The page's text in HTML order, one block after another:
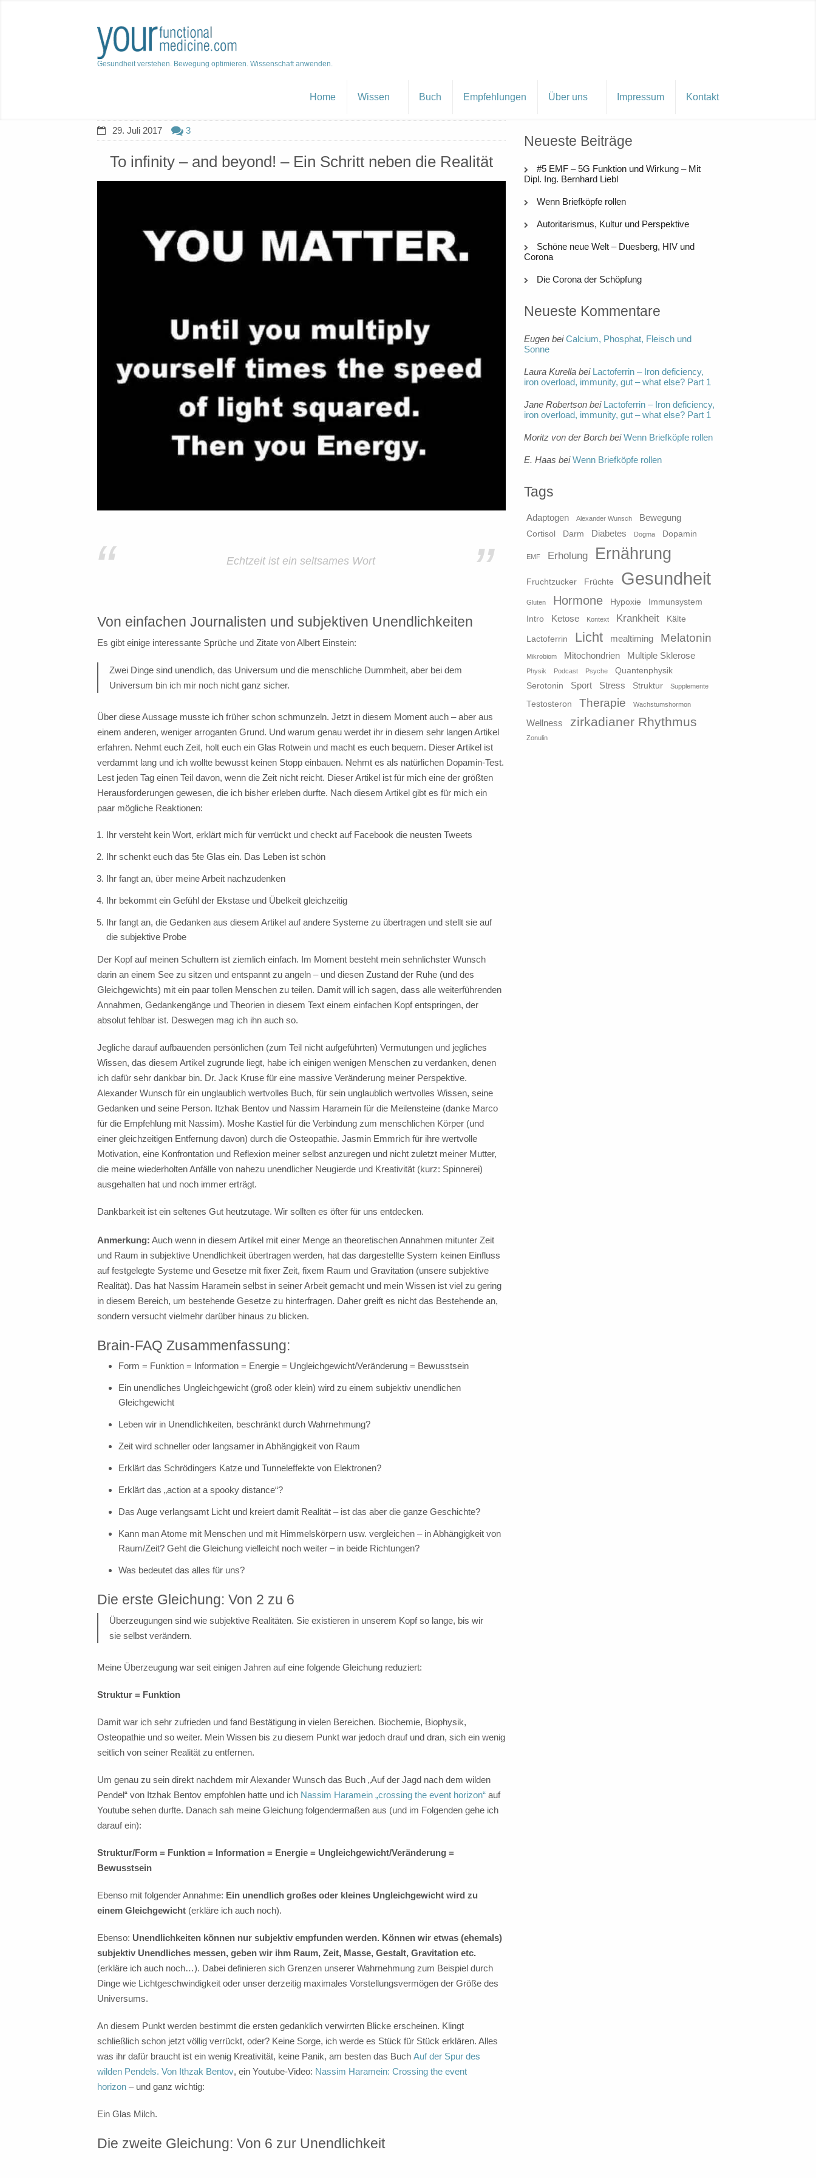
Gesundheit verstehen. Bewegung optimieren. Wissenschaft anwenden.
Home Wissen Buch Empfehlungen Über uns Impressum Kontakt
29. Juli 2017 3
To infinity – and beyond! – Ein Schritt neben die Realität
”
“ Echtzeit ist ein seltsames Wort
Von einfachen Journalisten und subjektiven Unendlichkeiten
Es gibt einige interessante Sprüche und Zitate von Albert Einstein:
Zwei Dinge sind unendlich, das Universum und die menschliche Dummheit, aber bei dem
Universum bin ich mir noch nicht ganz sicher.
Über diese Aussage musste ich früher schon schmunzeln. Jetzt in diesem Moment auch – aber aus
einem anderen, weniger arroganten Grund. Und warum genau werdet ihr in diesem sehr langen Artikel
erfahren. Nehmt euch Zeit, holt euch ein Glas Rotwein und macht es euch bequem. Dieser Artikel ist
verdammt lang und ich wollte bewusst keinen Stopp einbauen. Nehmt es als natürlichen Dopamin-Test.
Lest jeden Tag einen Teil davon, wenn die Zeit nicht reicht. Dieser Artikel ist für mich eine der größten
Herausforderungen gewesen, die ich bisher erleben durfte. Nach diesem Artikel gibt es für mich ein
paar mögliche Reaktionen:
Ihr versteht kein Wort, erklärt mich für verrückt und checkt auf Facebook die neusten Tweets
Ihr schenkt euch das 5te Glas ein. Das Leben ist schön
Ihr fangt an, über meine Arbeit nachzudenken
Ihr bekommt ein Gefühl der Ekstase und Übelkeit gleichzeitig
Ihr fangt an, die Gedanken aus diesem Artikel auf andere Systeme zu übertragen und stellt sie auf
die subjektive Probe
Der Kopf auf meinen Schultern ist ziemlich einfach. Im Moment besteht mein sehnlichster Wunsch
darin an einem See zu sitzen und entspannt zu angeln – und diesen Zustand der Ruhe (und des
Gleichgewichts) mit ein paar tollen Menschen zu teilen. Damit will ich sagen, dass alle weiterführenden
Annahmen, Gedankengänge und Theorien in diesem Text einem einfachen Kopf entspringen, der
absolut fehlbar ist. Deswegen mag ich ihn auch so.
Jegliche darauf aufbauenden persönlichen (zum Teil nicht aufgeführten) Vermutungen und jegliches
Wissen, das diesem Artikel zugrunde liegt, habe ich einigen wenigen Menschen zu verdanken, denen
ich dafür sehr dankbar bin. Dr. Jack Kruse für eine massive Veränderung meiner Perspektive.
Alexander Wunsch für ein unglaublich wertvolles Buch, für sein unglaublich wertvolles Wissen, seine
Gedanken und seine Person. Itzhak Bentov und Nassim Haramein für die Meilensteine (danke Marco
für die Empfehlung mit Nassim). Moshe Kastiel für die Verbindung zum menschlichen Körper (und
einer gleichzeitigen Entfernung davon) durch die Osteopathie. Jasmin Emmrich für ihre wertvolle
Motivation, eine Konfrontation und Reflexion meiner selbst anzuregen und nicht zuletzt meiner Mutter,
die meine wiederholten Anfälle von nahezu unendlicher Neugierde und Kreativität (kurz: Spinnerei)
ausgehalten hat und noch immer erträgt.
Dankbarkeit ist ein seltenes Gut heutzutage. Wir sollten es öfter für uns entdecken.
Anmerkung: Auch wenn in diesem Artikel mit einer Menge an theoretischen Annahmen mitunter Zeit
und Raum in subjektive Unendlichkeit übertragen werden, hat das dargestellte System keinen Einfluss
auf festgelegte Systeme und Gesetze mit fixer Zeit, fixem Raum und Gravitation (unsere subjektive
Realität). Das hat Nassim Haramein selbst in seiner Arbeit gemacht und mein Wissen ist viel zu gering
in diesem Bereich, um bestehende Gesetze zu hinterfragen. Daher greift es nicht das Bestehende an,
sondern versucht vielmehr darüber hinaus zu blicken.
Brain-FAQ Zusammenfassung:
Form = Funktion = Information = Energie = Ungleichgewicht/Veränderung = Bewusstsein
Ein unendliches Ungleichgewicht (groß oder klein) wird zu einem subjektiv unendlichen
Gleichgewicht
Leben wir in Unendlichkeiten, beschränkt durch Wahrnehmung?
Zeit wird schneller oder langsamer in Abhängigkeit von Raum
Erklärt das Schrödingers Katze und Tunneleffekte von Elektronen?
Erklärt das „action at a spooky distance“?
Das Auge verlangsamt Licht und kreiert damit Realität – ist das aber die ganze Geschichte?
Kann man Atome mit Menschen und mit Himmelskörpern usw. vergleichen – in Abhängigkeit von
Raum/Zeit? Geht die Gleichung vielleicht noch weiter – in beide Richtungen?
Was bedeutet das alles für uns?
Die erste Gleichung: Von 2 zu 6
Überzeugungen sind wie subjektive Realitäten. Sie existieren in unserem Kopf so lange, bis wir
sie selbst verändern.
Meine Überzeugung war seit einigen Jahren auf eine folgende Gleichung reduziert:
Struktur = Funktion
Damit war ich sehr zufrieden und fand Bestätigung in vielen Bereichen. Biochemie, Biophysik,
Osteopathie und so weiter. Mein Wissen bis zu diesem Punkt war jedoch drauf und dran, sich ein wenig
seitlich von seiner Realität zu entfernen.
Um genau zu sein direkt nachdem mir Alexander Wunsch das Buch „Auf der Jagd nach dem wilden
Pendel“ von Itzhak Bentov empfohlen hatte und ich Nassim Haramein „crossing the event horizon“ auf
Youtube sehen durfte. Danach sah meine Gleichung folgendermaßen aus (und im Folgenden gehe ich
darauf ein):
Struktur/Form = Funktion = Information = Energie = Ungleichgewicht/Veränderung =
Bewusstsein
Ebenso mit folgender Annahme: Ein unendlich großes oder kleines Ungleichgewicht wird zu
einem Gleichgewicht (erkläre ich auch noch).
Ebenso: Unendlichkeiten können nur subjektiv empfunden werden. Können wir etwas (ehemals)
subjektiv Unendliches messen, geben wir ihm Raum, Zeit, Masse, Gestalt, Gravitation etc.
(erkläre ich auch noch…). Dabei definieren sich Grenzen unserer Wahrnehmung zum Beispiel durch
Dinge wie Lichtgeschwindigkeit oder unser derzeitig maximales Vorstellungsvermögen der Größe des
Universums.
An diesem Punkt werden bestimmt die ersten gedanklich verwirrten Blicke erscheinen. Klingt
schließlich schon jetzt völlig verrückt, oder? Keine Sorge, ich werde es Stück für Stück erklären. Alles
was ihr dafür braucht ist ein wenig Kreativität, keine Panik, am besten das Buch Auf der Spur des
wilden Pendels. Von Ithzak Bentov, ein Youtube-Video: Nassim Haramein: Crossing the event
horizon – und ganz wichtig:
Ein Glas Milch.
Die zweite Gleichung: Von 6 zur Unendlichkeit
Neueste Beiträge
#5 EMF – 5G Funktion und Wirkung – Mit
Dipl. Ing. Bernhard Liebl
Wenn Briefköpfe rollen
Autoritarismus, Kultur und Perspektive
Schöne neue Welt – Duesberg, HIV und
Corona
Die Corona der Schöpfung
Neueste Kommentare
Eugen beiCalcium, Phosphat, Fleisch und
Sonne
Laura Kurella bei Lactoferrin – Iron deficiency,
iron overload, immunity, gut – what else? Part 1
Jane Robertson bei Lactoferrin – Iron deficiency,
iron overload, immunity, gut – what else? Part 1
Moritz von der Borch beiWenn Briefköpfe rollen
E. Haas beiWenn Briefköpfe rollen
Tags
Adaptogen Alexander Wunsch Bewegung
Cortisol Darm Diabetes Dogma Dopamin
EMF Erholung Ernährung
Fruchtzucker Früchte Gesundheit
Gluten Hormone Hypoxie
Immunsystem
Intro
Ketose Kontext Krankheit Kälte
Lactoferrin Licht mealtiming Melatonin
Mikrobiom Mitochondrien Multiple Sklerose
Physik Podcast Psyche
Quantenphysik
Serotonin
Sport Stress Struktur Supplemente
Testosteron Therapie Wachstumshormon
Wellness zirkadianer Rhythmus
Zonulin